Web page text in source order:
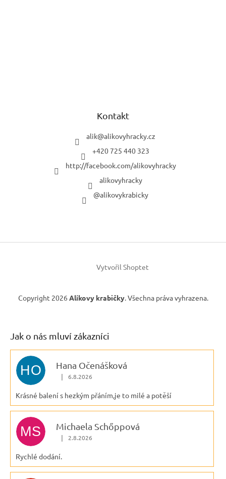
Kontakt
alik@alikovyhracky.cz
+420 725 440 323
http://facebook.com/alikovyhracky
alikovyhracky
@alikovykrabicky
Vytvořil Shoptet
Copyright 2026 Alíkovy krabičky. Všechna práva vyhrazena.
Jak o nás mluví zákazníci
HO Hana Očenášková
Hodnocení obchodu je 5 z 5 hvězdiček.
| 6.8.2026
Krásné balení s hezkým přáním,je to milé a potěší
MS Michaela Schőppová
Hodnocení obchodu je 5 z 5 hvězdiček.
| 2.8.2026
Rychlé dodání.